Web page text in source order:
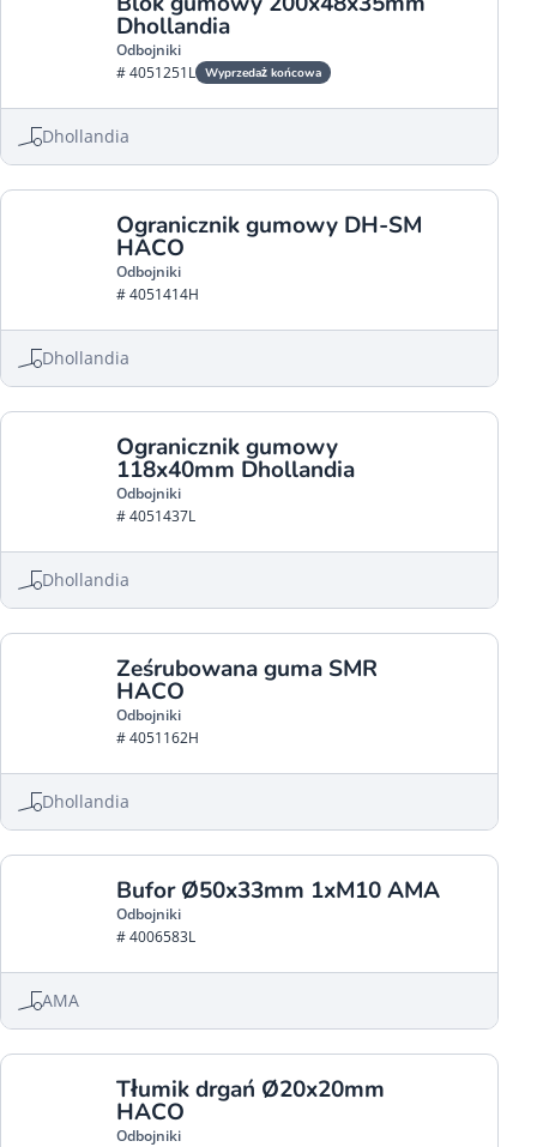
Dhollandia
Odbojniki
# 4051251L Wyprzedaż końcowa
Dhollandia
Ogranicznik gumowy DH-SM
HACO
Odbojniki
# 4051414H
Dhollandia
Ogranicznik gumowy
118x40mm Dhollandia
Odbojniki
# 4051437L
Dhollandia
Ześrubowana guma SMR
HACO
Odbojniki
# 4051162H
Dhollandia
Bufor Ø50x33mm 1xM10 AMA
Odbojniki
# 4006583L
AMA
Tłumik drgań Ø20x20mm
HACO
Odbojniki